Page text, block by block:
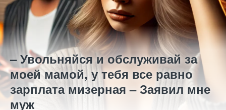
– Увольняйся и обслуживай за
моей мамой, у тебя все равно
зарплата мизерная – Заявил мне
муж